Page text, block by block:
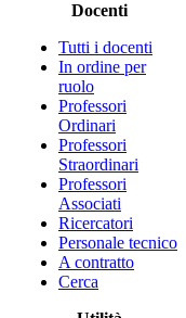
Docenti
Tutti i docenti
In ordine per
ruolo
Professori
Ordinari
Professori
Straordinari
Professori
Associati
Ricercatori
Personale tecnico
A contratto
Cerca